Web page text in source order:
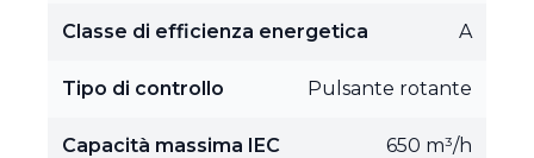
Classe di efficienza energetica A
Tipo di controllo Pulsante rotante
Capacità massima IEC 650 m³/h